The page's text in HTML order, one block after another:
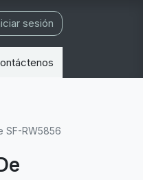
sesión
SF-RW5856